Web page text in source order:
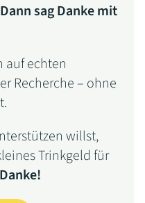
sag Danke mit
auf echten
Recherche – ohne
willst,
Trinkgeld für
Danke!